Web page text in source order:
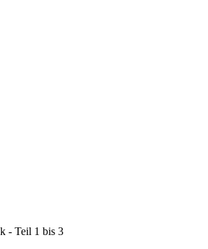
- Teil 1 bis 3